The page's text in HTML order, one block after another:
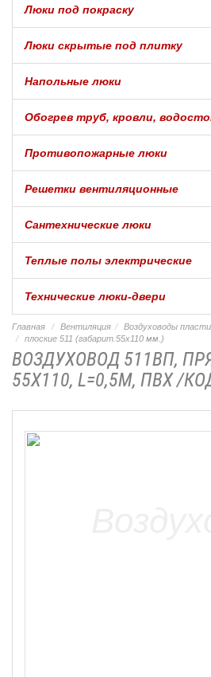
Люки под покраску
Люки скрытые под плитку
Напольные люки
Обогрев труб, кровли,
Противопожарные люки
Решетки вентиляционные
Сантехнические люки
Теплые полы электрические
Технические люки-двери
Главная Вентиляция
Воздуховоды
плоские 511 (габарит.55х110 мм.)
ВОЗДУХОВОД 511ВП,
55Х110, L=0,5М, ПВХ /